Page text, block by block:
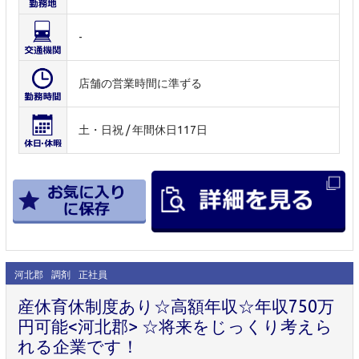
-
店舗の営業時間に準ずる
土・日祝 / 年間休日117日
河北郡 調剤 正社員
産休育休制度あり☆高額年収☆年収750万
円可能<河北郡> ☆将来をじっくり考えら
れる企業です！